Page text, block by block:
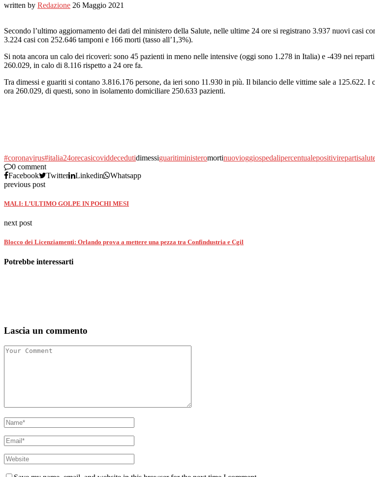
written by Redazione 26 Maggio 2021
Secondo l’ultimo aggiornamento dei dati del ministero della Salute, nelle ultime 24 ore si registrano 3.937 nuovi casi
3.224 casi con 252.646 tamponi e 166 morti (tasso all’1,3%).
Si nota ancora un calo dei ricoveri: sono 45 pazienti in meno nelle intensive (oggi sono 1.278 in Italia) e -439 nei
260.029, in calo di 8.116 rispetto a 24 ore fa.
Tra dimessi e guariti si contano 3.816.176 persone, da ieri sono 11.930 in più. Il bilancio delle vittime sale a 125.622.
ora 260.029, di questi, sono in isolamento domiciliare 250.633 pazienti.
#coronavirus#italia24orecasicoviddecedutidimessiguaritiministeromortinuovioggiospedalipercentualepositivireparti
0 comment
Facebook
Twitter Linkedin
Whatsapp
previous post
MALI: L’ULTIMO GOLPE IN POCHI MESI
next post
Blocco dei Licenziamenti: Orlando prova a mettere una pezza tra Confindustria e Cgil
Potrebbe interessarti
Lascia un commento